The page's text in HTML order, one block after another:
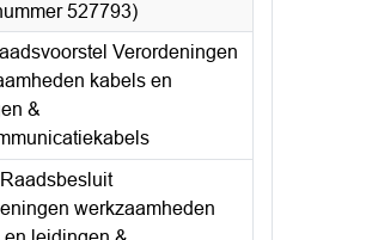
527793)
Verordeningen
kabels en
&
werkzaamheden